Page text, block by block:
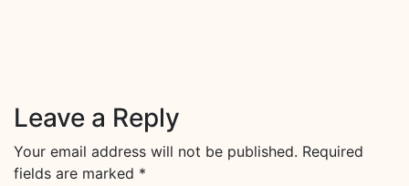
Leave a Reply
Your email address will not be published. Required
fields are marked *